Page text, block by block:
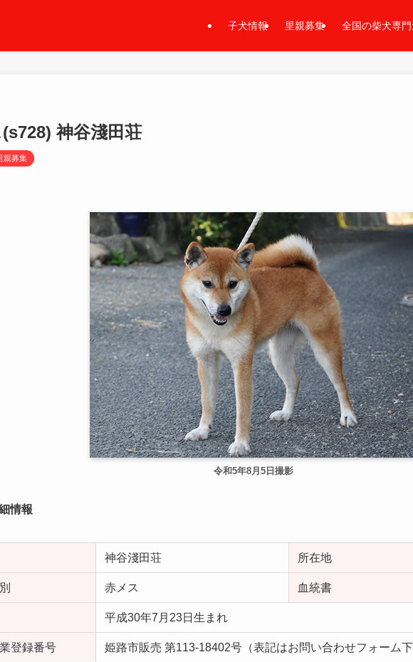
子犬情報 里親募集 全国の柴犬専
神谷淺田荘
親募集
令和5年8月5日撮影
情報
神谷淺田荘 所在地
赤メス 血統書
平成30年7月23日生まれ
登録番号 姫路市販売 第113-18402号（表記はお問い合わせフォーム下